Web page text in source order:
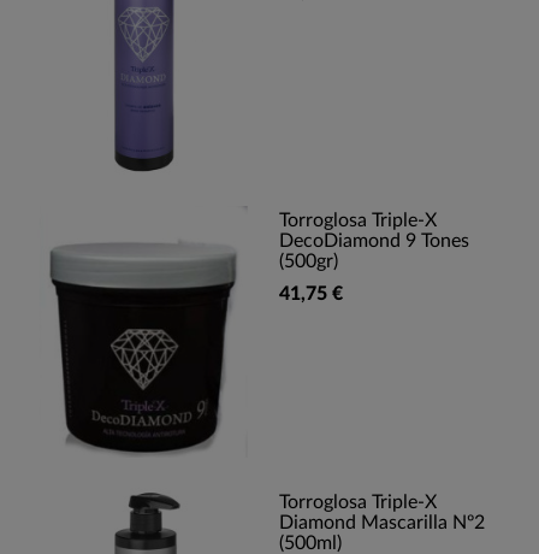
Torroglosa Triple-X
DecoDiamond 9 Tones
(500gr)
41,75 €
Torroglosa Triple-X
Diamond Mascarilla Nº2
(500ml)